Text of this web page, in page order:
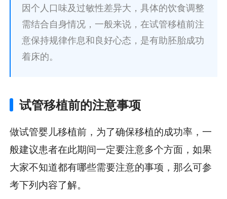
因个人口味及过敏性差异大，具体的饮食调整
需结合自身情况，一般来说，在试管移植前注
意保持规律作息和良好心态，是有助胚胎成功
着床的。
试管移植前的注意事项
做试管婴儿移植前，为了确保移植的成功率，一
般建议患者在此期间一定要注意多个方面，如果
大家不知道都有哪些需要注意的事项，那么可参
考下列内容了解。